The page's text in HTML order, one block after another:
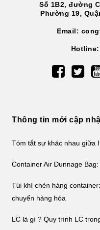
Số 1B2, đường
Phường 19,
Email:
Hotline:
Thông tin mới cập
Tóm tắt sự khác nhau giữa
Container Air Dunnage
Túi khí chèn hàng
chuyển hàng hóa
LC là gì ? Quy trình LC